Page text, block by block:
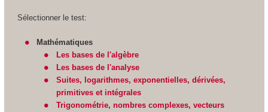
Sélectionner le test:
Mathématiques
Les bases de l'algèbre
Les bases de l'analyse
Suites, logarithmes, exponentielles, dérivées,
primitives et intégrales
Trigonométrie, nombres complexes, vecteurs